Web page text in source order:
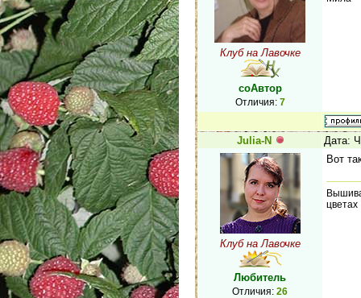
Клуб на Лавочке
соАвтор
Отличия: 7
Julia-N Дата:
Клуб на Лавочке
Любитель
Отличия: 26
Вот
цветах